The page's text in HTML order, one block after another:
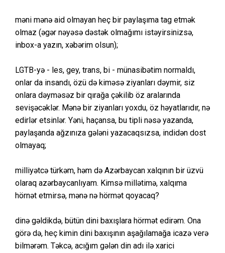
məni mənə aid olmayan heç bir paylaşıma tag etmək
olmaz (əgər nəyəsə dəstək olmağımı istəyirsinizsə,
inbox-a yazın, xəbərim olsun);
LGTB-yə - les, gey, trans, bi - münasibətim normaldı,
onlar da insandı, özü də kiməsə ziyanları dəymir, siz
onlara dəyməsəz bir qırağa çəkilib öz aralarında
sevişəcəklər. Mənə bir ziyanları yoxdu, öz həyatlarıdır, nə
edirlər etsinlər. Yəni, haçansa, bu tipli nəsə yazanda,
paylaşanda ağzınıza gələni yazacaqsızsa, indidən dost
olmayaq;
milliyətcə türkəm, həm də Azərbaycan xalqının bir üzvü
olaraq azərbaycanlıyam. Kimsə millətimə, xalqıma
hörnət etmirsə, mənə nə hörmət qoyacaq?
dinə gəldikdə, bütün dini baxışlara hörmət edirəm. Ona
görə də, heç kimin dini baxışının aşağılamağa icazə verə
bilmərəm. Təkcə, acığım gələn din adı ilə xarici